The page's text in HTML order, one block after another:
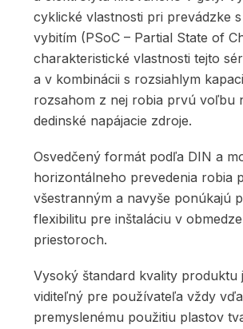
cyklické vlastnosti pri prevádzke
vybitím (PSoC – Partial State of
charakteristické vlastnosti tejto
a v kombinácii s rozsiahlym
rozsahom z nej robia prvú voľbu
dedinské napájacie zdroje.
Osvedčený formát podľa DIN a
horizontálneho prevedenia robia
všestranným a navyše ponúkajú
flexibilitu pre inštaláciu v
priestoroch.
Vysoký štandard kvality produktu
viditeľný pre používateľa vždy
premyslenému použitiu plastov